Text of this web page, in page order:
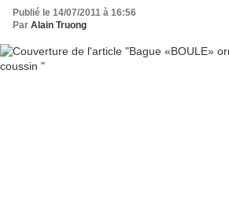
Publié le 14/07/2011 à 16:56
Par Alain Truong